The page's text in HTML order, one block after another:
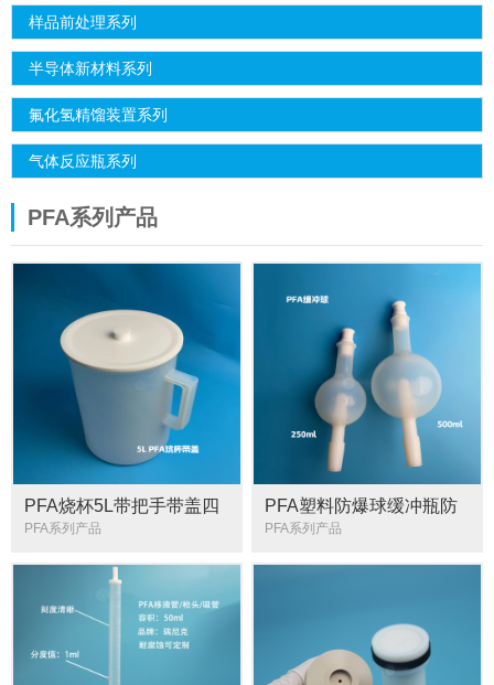
样品前处理系列
半导体新材料系列
氟化氢精馏装置系列
气体反应瓶系列
PFA系列产品
PFA烧杯5L带把手带盖四
氟耐腐蚀烧杯塑料带刻度
PFA系列产品
PFA塑料防爆球缓冲瓶防
溅球缓冲球防爆瓶旋转蒸
PFA系列产品